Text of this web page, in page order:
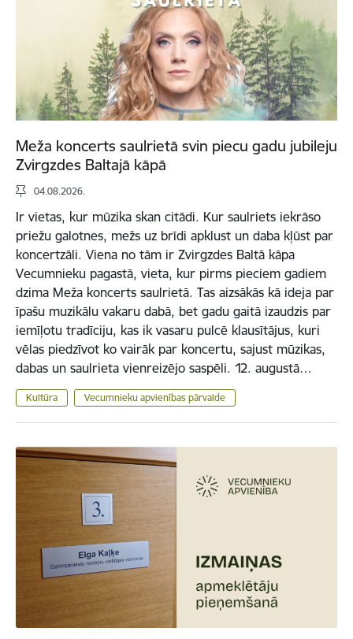
Meža koncerts saulrietā svin piecu gadu jubileju
Zvirgzdes Baltajā kāpā
04.08.2026.
Ir vietas, kur mūzika skan citādi. Kur saulriets iekrāso
priežu galotnes, mežs uz brīdi apklust un daba kļūst par
koncertzāli. Viena no tām ir Zvirgzdes Baltā kāpa
Vecumnieku pagastā, vieta, kur pirms pieciem gadiem
dzima Meža koncerts saulrietā. Tas aizsākās kā ideja par
īpašu muzikālu vakaru dabā, bet gadu gaitā izaudzis par
iemīļotu tradīciju, kas ik vasaru pulcē klausītājus, kuri
vēlas piedzīvot ko vairāk par koncertu, sajust mūzikas,
dabas un saulrieta vienreizējo saspēli. 12. augustā…
Kultūra Vecumnieku apvienības pārvalde